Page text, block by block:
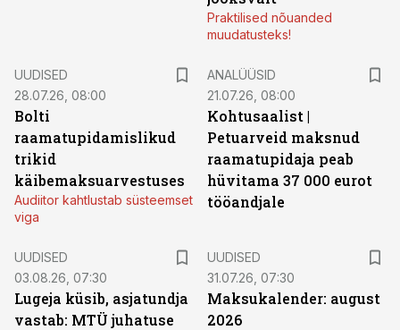
Praktilised nõuanded
muudatusteks!
UUDISED
28.07.26, 08:00
Bolti
raamatupidamislikud
trikid
käibemaksuarvestuses
Audiitor kahtlustab süsteemset
viga
ANALÜÜSID
21.07.26, 08:00
Kohtusaalist |
Petuarveid maksnud
raamatupidaja peab
hüvitama 37 000 eurot
tööandjale
UUDISED
03.08.26, 07:30
Lugeja küsib, asjatundja
vastab: MTÜ juhatuse
UUDISED
31.07.26, 07:30
Maksukalender: august
2026